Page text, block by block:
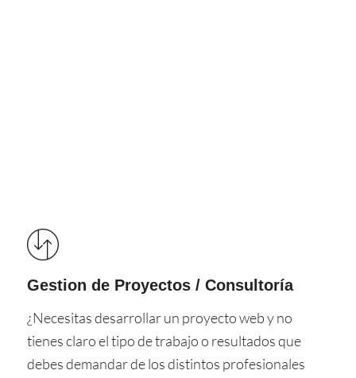
Gestion de Proyectos / Consultoría
¿Necesitas desarrollar un proyecto web y no
tienes claro el tipo de trabajo o resultados que
debes demandar de los distintos profesionales